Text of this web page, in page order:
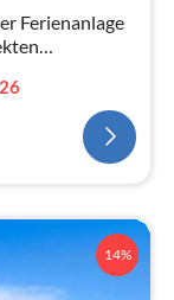
Ferienanlage
und
14%